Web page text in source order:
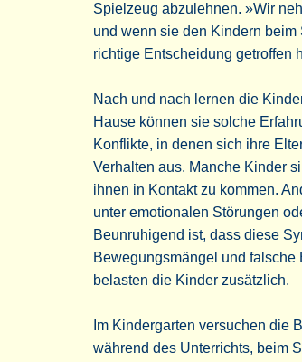
Spielzeug abzulehnen. »Wir
und wenn sie den Kindern
richtige Entscheidung getroffen
Nach und nach lernen die
Hause können sie solche
Konflikte, in denen sich ihre
Verhalten aus. Manche Kinder
ihnen in Kontakt zu kommen.
unter emotionalen Störungen
Beunruhigend ist, dass diese
Bewegungsmängel und
belasten die Kinder zusätzlich.
Im Kindergarten versuchen die
während des Unterrichts, beim